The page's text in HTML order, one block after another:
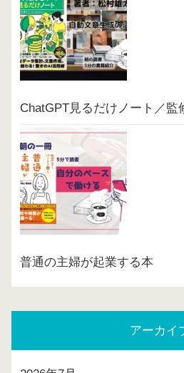
ChatGPT見るだけノート／監
普通の主婦が起業する本
アーカイ